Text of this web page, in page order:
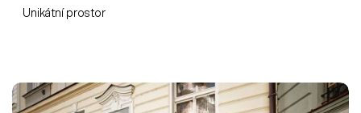
Unikátní prostor